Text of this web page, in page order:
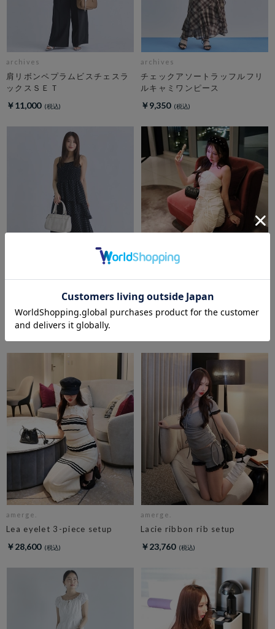
archives
肩リボンペプラムビスチェスラ
ックスＳＥＴ
￥11,000
archives
チェックアソートラッフルフリ
ルキャミワンピース
￥9,350
【映え確定！】ドットアソート
フリルティアードキャミワンピ
ース
￥9,900
sheer dot drape set up
￥25,850
amerge.
Lea eyelet 3-piece setup
￥28,600
amerge.
Lacie ribbon rib setup
￥23,760